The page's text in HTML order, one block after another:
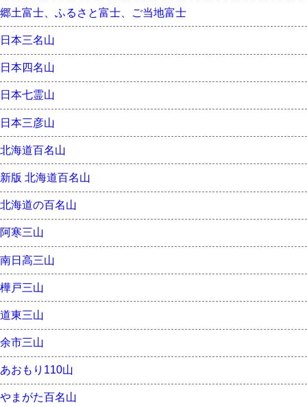
郷土富士、ふるさと富士、ご当地富士
日本三名山
日本四名山
日本七霊山
日本三彦山
北海道百名山
新版 北海道百名山
北海道の百名山
阿寒三山
南日高三山
樺戸三山
道東三山
余市三山
あおもり110山
やまがた百名山